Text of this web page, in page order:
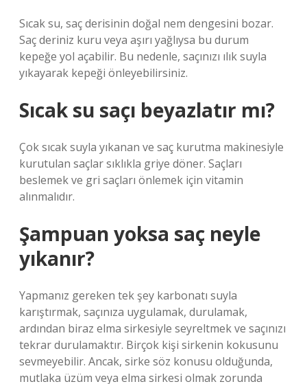
Sıcak su, saç derisinin doğal nem dengesini bozar.
Saç deriniz kuru veya aşırı yağlıysa bu durum
kepeğe yol açabilir. Bu nedenle, saçınızı ılık suyla
yıkayarak kepeği önleyebilirsiniz.
Sıcak su saçı beyazlatır mı?
Çok sıcak suyla yıkanan ve saç kurutma makinesiyle
kurutulan saçlar sıklıkla griye döner. Saçları
beslemek ve gri saçları önlemek için vitamin
alınmalıdır.
Şampuan yoksa saç neyle
yıkanır?
Yapmanız gereken tek şey karbonatı suyla
karıştırmak, saçınıza uygulamak, durulamak,
ardından biraz elma sirkesiyle seyreltmek ve saçınızı
tekrar durulamaktır. Birçok kişi sirkenin kokusunu
sevmeyebilir. Ancak, sirke söz konusu olduğunda,
mutlaka üzüm veya elma sirkesi olmak zorunda